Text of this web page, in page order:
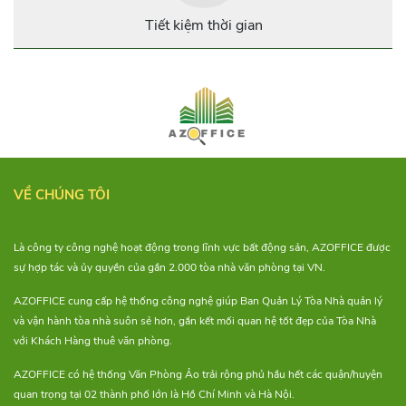
Tiết kiệm thời gian
VỀ CHÚNG TÔI
Là công ty công nghệ hoạt động trong lĩnh vực bất động sản, AZOFFICE được
sự hợp tác và ủy quyền của gần 2.000 tòa nhà văn phòng tại VN.
AZOFFICE cung cấp hệ thống công nghệ giúp Ban Quản Lý Tòa Nhà quản lý
và vận hành tòa nhà suôn sẻ hơn, gắn kết mối quan hệ tốt đẹp của Tòa Nhà
với Khách Hàng thuê văn phòng.
AZOFFICE có hệ thống Văn Phòng Ảo trải rộng phủ hầu hết các quận/huyện
quan trọng tại 02 thành phố lớn là Hồ Chí Minh và Hà Nội.